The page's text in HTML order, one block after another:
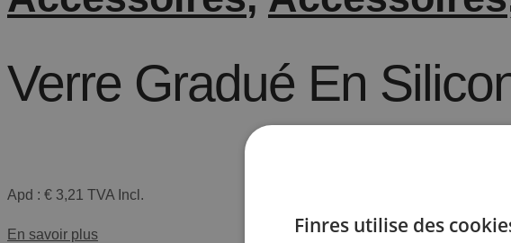
Verre Gradué En
Le gobelet doseur gradué en silicone est idéal pour verser la résine avec
Apd : € 3,21 TVA Incl.
En savoir plus Finres utilise des